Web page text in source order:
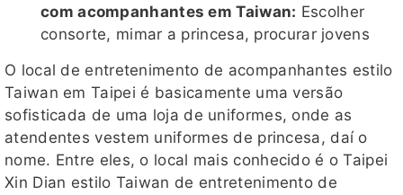
com acompanhantes em Taiwan: Escolher
consorte, mimar a princesa, procurar jovens
O local de entretenimento de acompanhantes estilo
Taiwan em Taipei é basicamente uma versão
sofisticada de uma loja de uniformes, onde as
atendentes vestem uniformes de princesa, daí o
nome. Entre eles, o local mais conhecido é o Taipei
Xin Dian estilo Taiwan de entretenimento de